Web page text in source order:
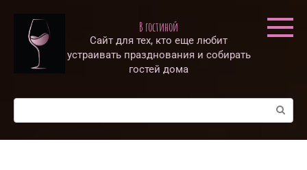
контенту
В гостиной
Сайт для тех, кто еще любит
устраивать празднования и собирать
гостей дома
Поиск: